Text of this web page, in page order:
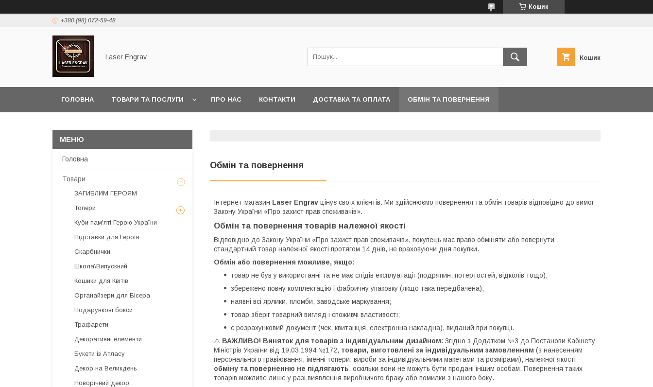
Кошик
+380 (98) 072-59-48
Laser Engrav Кошик
ГОЛОВНА ТОВАРИ ТА ПОСЛУГИ ПРО НАС КОНТАКТИ ДОСТАВКА ТА ОПЛАТА ОБМІН ТА ПОВЕРНЕННЯ
Обмін та повернення
Інтернет-магазин Laser Engrav цінує своїх клієнтів. Ми здійснюємо повернення та обмін товарів відповідно до вимог
Закону України «Про захист прав споживачів».
Обмін та повернення товарів належної якості
Відповідно до Закону України «Про захист прав споживачів», покупець має право обміняти або повернути
стандартний товар належної якості протягом 14 днів, не враховуючи дня покупки.
Обмін або повернення можливе, якщо:
товар не був у використанні та не має слідів експлуатації (подряпин, потертостей, відколів тощо);
збережено повну комплектацію і фабричну упаковку (якщо така передбачена);
наявні всі ярлики, пломби, заводське маркування;
товар зберіг товарний вигляд і споживчі властивості;
є розрахунковий документ (чек, квитанція, електронна накладна), виданий при покупці.
⚠️ ВАЖЛИВО! Виняток для товарів з індивідуальним дизайном: Згідно з Додатком №3 до Постанови Кабінету
Міністрів України від 19.03.1994 №172, товари, виготовлені за індивідуальним замовленням (з нанесенням
персонального гравіювання, іменні топери, вироби за індивідуальними макетами та розмірами), належної якості
обміну та поверненню не підлягають, оскільки вони не можуть бути продані іншим особам. Повернення таких
товарів можливе лише у разі виявлення виробничого браку або помилки з нашого боку.
Головна
Товари
ЗАГИБЛИМ ГЕРОЯМ
Топери
Куби пам'яті Герою України
Підставки для Героїв
Скарбнички
Школа\Випускний
Кошики для Квітів
Органайзери для Бісера
Подарункові бокси
Трафарети
Декоративні елементи
Букети із Атласу
Декор на Великдень
Новорічний декор